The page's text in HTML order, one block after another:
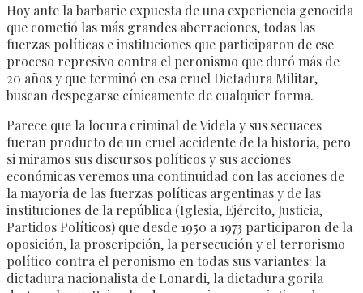
Hoy ante la barbarie expuesta de una experiencia genocida
que cometió las más grandes aberraciones, todas las
fuerzas políticas e instituciones que participaron de ese
proceso represivo contra el peronismo que duró más de
20 años y que terminó en esa cruel Dictadura Militar,
buscan despegarse cínicamente de cualquier forma.
Parece que la locura criminal de Videla y sus secuaces
fueran producto de un cruel accidente de la historia, pero
si miramos sus discursos políticos y sus acciones
económicas veremos una continuidad con las acciones de
la mayoría de las fuerzas políticas argentinas y de las
instituciones de la república (Iglesia, Ejército, Justicia,
Partidos Políticos) que desde 1950 a 1973 participaron de la
oposición, la proscripción, la persecución y el terrorismo
político contra el peronismo en todas sus variantes: la
dictadura nacionalista de Lonardi, la dictadura gorila